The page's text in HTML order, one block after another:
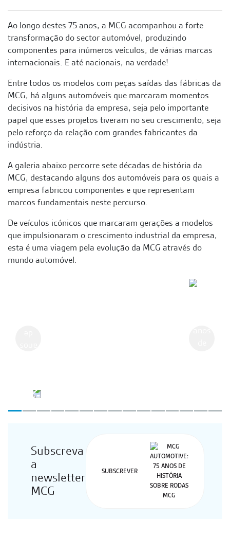
Ao longo destes 75 anos, a MCG acompanhou a forte
transformação do sector automóvel, produzindo
componentes para inúmeros veículos, de várias marcas
internacionais. E até nacionais, na verdade!
Entre todos os modelos com peças saídas das fábricas da
MCG, há alguns automóveis que marcaram momentos
decisivos na história da empresa, seja pelo importante
papel que esses projetos tiveram no seu crescimento, seja
pelo reforço da relação com grandes fabricantes da
indústria.
A galeria abaixo percorre sete décadas de história da
MCG, destacando alguns dos automóveis para os quais a
empresa fabricou componentes e que representam
marcos fundamentais neste percurso.
De veículos icónicos que marcaram gerações a modelos
que impulsionaram o crescimento industrial da empresa,
esta é uma viagem pela evolução da MCG através do
mundo automóvel.
Subscreva
a
newsletter
MCG
SUBSCREVER